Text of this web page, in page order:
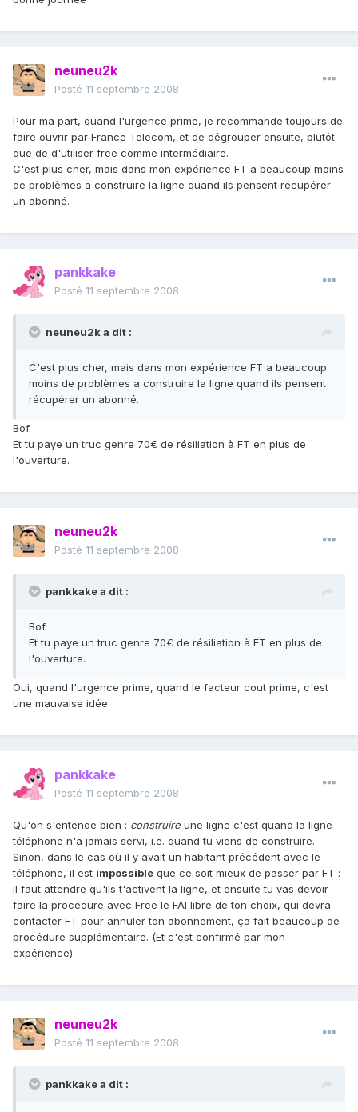
neuneu2k
Posté 11 septembre 2008
Pour ma part, quand l'urgence prime, je recommande toujours de
faire ouvrir par France Telecom, et de dégrouper ensuite, plutôt
que de d'utiliser free comme intermédiaire.
C'est plus cher, mais dans mon expérience FT a beaucoup moins
de problèmes a construire la ligne quand ils pensent récupérer
un abonné.
pankkake
Posté 11 septembre 2008
neuneu2k a dit :
C'est plus cher, mais dans mon expérience FT a beaucoup
moins de problèmes a construire la ligne quand ils pensent
récupérer un abonné.
Bof.
Et tu paye un truc genre 70€ de résiliation à FT en plus de
l'ouverture.
neuneu2k
Posté 11 septembre 2008
pankkake a dit :
Bof.
Et tu paye un truc genre 70€ de résiliation à FT en plus de
l'ouverture.
Oui, quand l'urgence prime, quand le facteur cout prime, c'est
une mauvaise idée.
pankkake
Posté 11 septembre 2008
Qu'on s'entende bien : construire une ligne c'est quand la ligne
téléphone n'a jamais servi, i.e. quand tu viens de construire.
Sinon, dans le cas où il y avait un habitant précédent avec le
téléphone, il est impossible que ce soit mieux de passer par FT :
il faut attendre qu'ils t'activent la ligne, et ensuite tu vas devoir
faire la procédure avec Free le FAI libre de ton choix, qui devra
contacter FT pour annuler ton abonnement, ça fait beaucoup de
procédure supplémentaire. (Et c'est confirmé par mon
expérience)
neuneu2k
Posté 11 septembre 2008
pankkake a dit :